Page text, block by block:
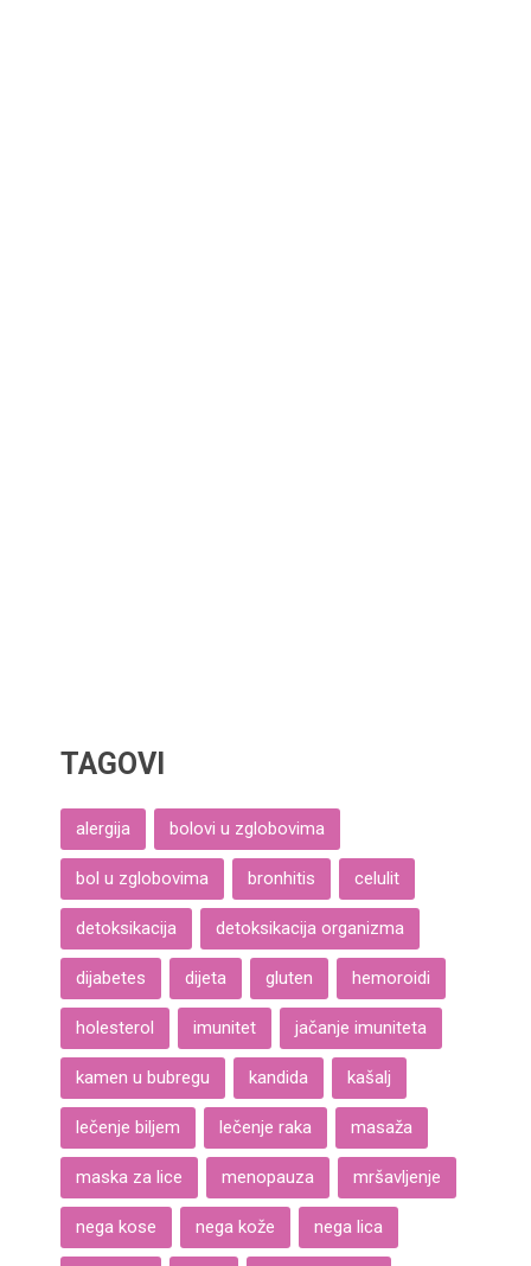
TAGOVI
alergija bolovi u zglobovima
bol u zglobovima bronhitis celulit
detoksikacija detoksikacija organizma
dijabetes dijeta gluten hemoroidi
holesterol imunitet jačanje imuniteta
kamen u bubregu kandida kašalj
lečenje biljem lečenje raka masaža
maska za lice menopauza mršavljenje
nega kose nega kože nega lica